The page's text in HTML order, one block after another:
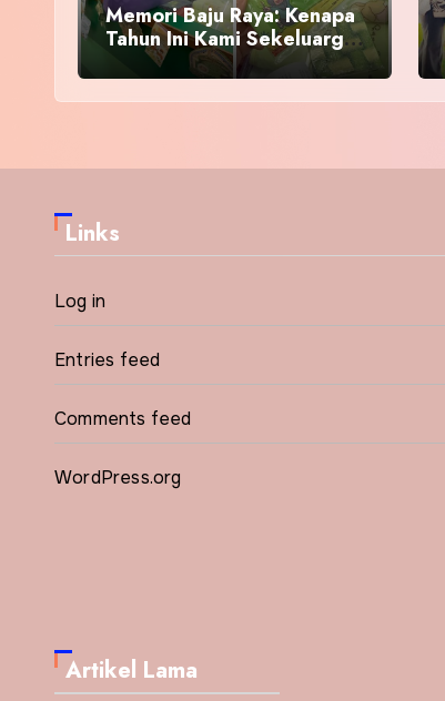
Memori Baju Raya: Kenapa
Tahun Ini Kami Sekeluarga
Kembali ke Pusat Pakaian
Hari-Hari?
Links
Log in
Entries feed
Comments feed
WordPress.org
Artikel Lama